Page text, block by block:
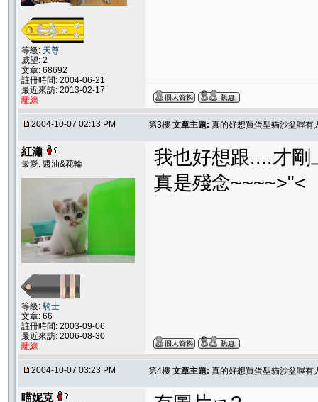
等級: 天尊
威望: 2
文章: 68692
註冊時間: 2004-06-21
最近來訪: 2013-02-17
離線
2004-10-07 02:13 PM 第3樓 文章主題: 真的好想買蛋型貓沙盆喔有
紅瀟
最愛: 醬油&花輪
等級:騎士
文章: 66
註冊時間: 2003-09-06
最近來訪: 2006-08-30
離線
我也好想跟....才剛
真是殘念~~~~>"<
2004-10-07 03:23 PM 第4樓 文章主題: 真的好想買蛋型貓沙盆喔有
喵妮克